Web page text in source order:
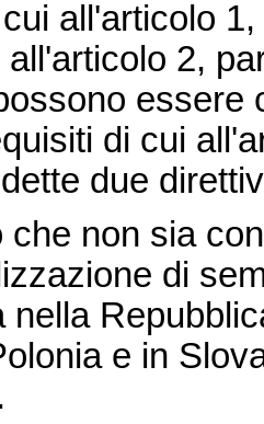
all'articolo
all'articolo 2,
essere
di cui
due
che non sia
di
nella
e in